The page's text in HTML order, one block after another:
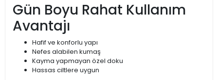
Gün Boyu Rahat Kullanım
Avantajı
Hafif ve konforlu yapı
Nefes alabilen kumaş
Kayma yapmayan özel doku
Hassas ciltlere uygun